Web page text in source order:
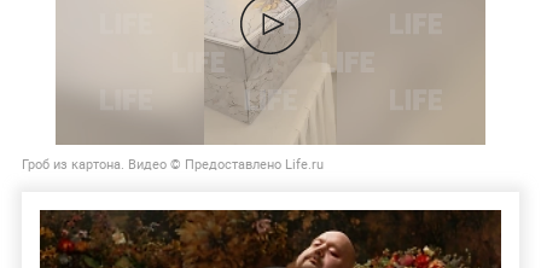
Гроб из картона. Видео © Предоставлено Life.ru